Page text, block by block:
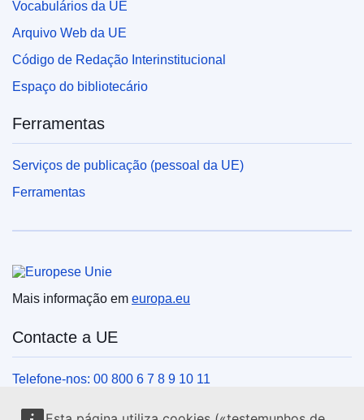
Vocabulários da UE
Arquivo Web da UE
Código de Redação Interinstitucional
Espaço do bibliotecário
Ferramentas
Serviços de publicação (pessoal da UE)
Ferramentas
Mais informação em europa.eu
Contacte a UE
Telefone-nos: 00 800 6 7 8 9 10 11
Veja outros contactos telefónicos